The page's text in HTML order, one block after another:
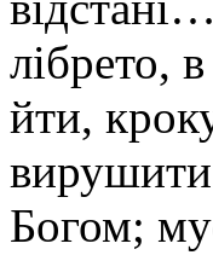
лібрето,
йти,
вирушити
Богом;